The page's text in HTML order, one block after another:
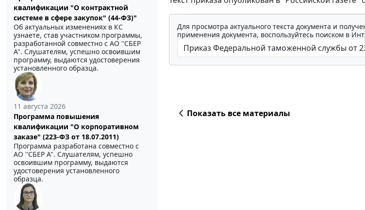
квалификации "О контрактной
системе в сфере закупок" (44-ФЗ)"
Об актуальных изменениях в КС
узнаете, став участником программы,
разработанной совместно с АО ''СБЕР
А". Слушателям, успешно освоившим
программу, выдаются удостоверения
установленного образца.
11 августа 2026
Программа повышения
квалификации "О корпоративном
заказе" (223-ФЗ от 18.07.2011)
Программа разработана совместно с
АО ''СБЕР А". Слушателям, успешно
освоившим программу, выдаются
удостоверения установленного
образца.
Для просмотра актуального текста документа и
применения документа, воспользуйтесь поиском в
Показать все материалы